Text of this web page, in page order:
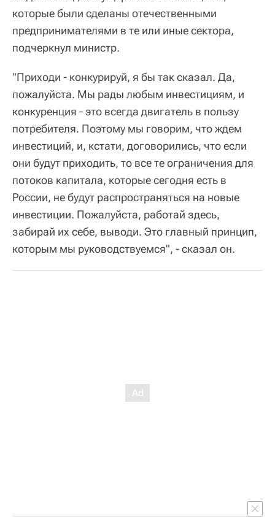
которые были сделаны отечественными
предпринимателями в те или иные сектора,
подчеркнул министр.
"Приходи - конкурируй, я бы так сказал. Да,
пожалуйста. Мы рады любым инвестициям, и
конкуренция - это всегда двигатель в пользу
потребителя. Поэтому мы говорим, что ждем
инвестиций, и, кстати, договорились, что если
они будут приходить, то все те ограничения для
потоков капитала, которые сегодня есть в
России, не будут распространяться на новые
инвестиции. Пожалуйста, работай здесь,
забирай их себе, выводи. Это главный принцип,
которым мы руководствуемся", - сказал он.